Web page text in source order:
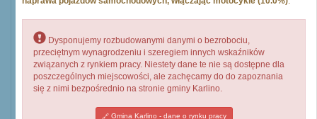
Dysponujemy rozbudowanymi danymi o bezrobociu,
przeciętnym wynagrodzeniu i szeregiem innych wskaźników
związanych z rynkiem pracy. Niestety dane te nie są dostępne dla
poszczególnych miejscowości, ale zachęcamy do do zapoznania
się z nimi bezpośrednio na stronie gminy Karlino.
Gmina Karlino - dane o rynku pracy